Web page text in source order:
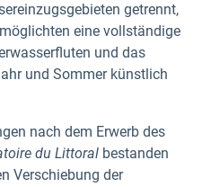
getrennt,
eine vollständige
und das
und Sommer künstlich
nach dem Erwerb des
du Littoral bestanden
Verschiebung der